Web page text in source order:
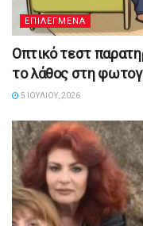
ΕΠΙΛΕΓΜΕΝΑ
Οπτικό τεστ
το λάθος στη
5 ΙΟΥΛΊΟΥ, 2026